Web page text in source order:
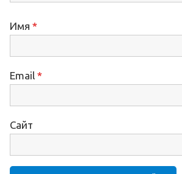
Имя *
Email *
Сайт